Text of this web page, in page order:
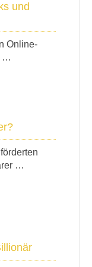
und
Online-
…
…